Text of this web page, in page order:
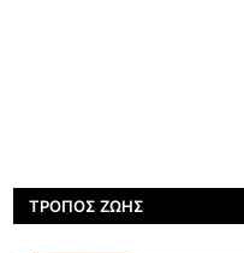
ΤΡΌΠΟΣ ΖΩΉΣ